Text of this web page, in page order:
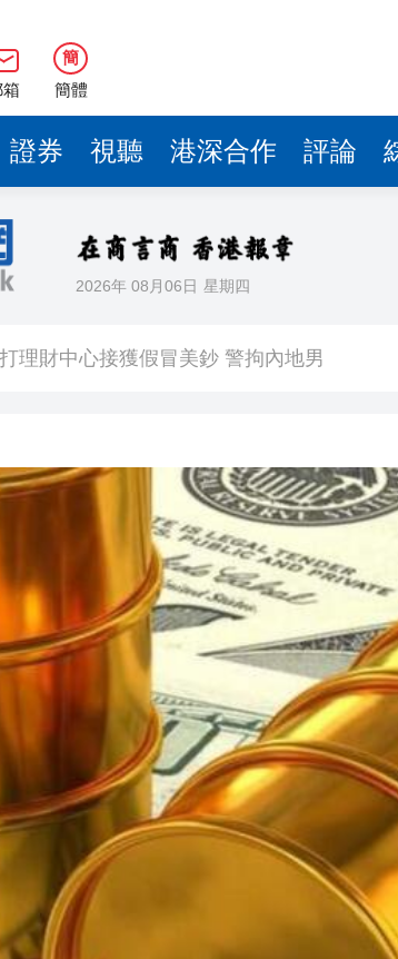
簡
簡體
證券 視聽 港深合作 評論
2026年 08月06日 星期四
理財中心接獲假冒美鈔 警拘內地男
店曝租約糾紛，「遭漲租逼搬」！ 喜鵲娛
聲稱「熱愛香港」的羅奇 為何看不見事實？
未完稅香煙抵港 六旬內地男被判囚6月
設2億美元產業基金 深度布局AI Agent與行銷